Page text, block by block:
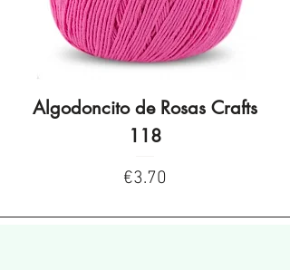
Algodoncito de Rosas Crafts
118
Price
€3.70